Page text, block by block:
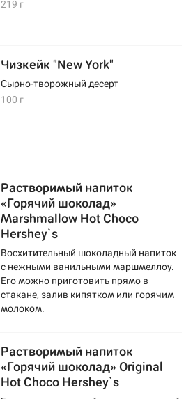
219 г
Чизкейк "New York"
Сырно-творожный десерт
100 г
Растворимый напиток
«Горячий шоколад»
Marshmallow Hot Choco
Hershey`s
Восхитительный шоколадный напиток
с нежными ванильными маршмеллоу.
Его можно приготовить прямо в
стакане, залив кипятком или горячим
молоком.
Растворимый напиток
«Горячий шоколад» Original
Hot Choco Hershey`s